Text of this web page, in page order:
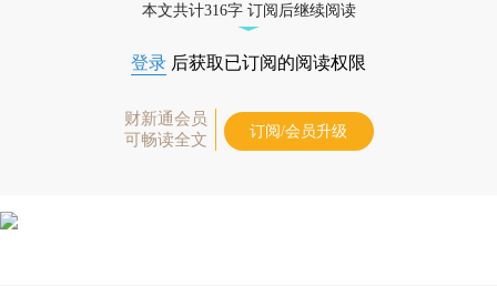
本文共计316字 订阅后继续阅读
登录 后获取已订阅的阅读权限
财新通会员
可畅读全文
订阅/会员升级